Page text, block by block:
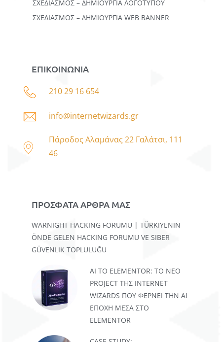
ΣΧΕΔΙΑΣΜΟΣ – ΔΗΜΙΟΥΡΓΙΑ ΛΟΓΟΤΥΠΟΥ
ΣΧΕΔΙΑΣΜΟΣ – ΔΗΜΙΟΥΡΓΙΑ WEB BANNER
ΕΠΙΚΟΙΝΩΝΙΑ
210 29 16 654
info@internetwizards.gr
Πάροδος Αλαμάνας 22 Γαλάτσι, 111
46
ΠΡΟΣΦΑΤΑ ΑΡΘΡΑ ΜΑΣ
WARNIGHT HACKING FORUMU | TÜRKIYENIN
ÖNDE GELEN HACKING FORUMU VE SIBER
GÜVENLIK TOPLULUĞU
AI TO ELEMENTOR: ΤΟ ΝΈΟ
PROJECT ΤΗΣ INTERNET
WIZARDS ΠΟΥ ΦΈΡΝΕΙ ΤΗΝ AI
ΕΠΟΧΉ ΜΈΣΑ ΣΤΟ
ELEMENTOR